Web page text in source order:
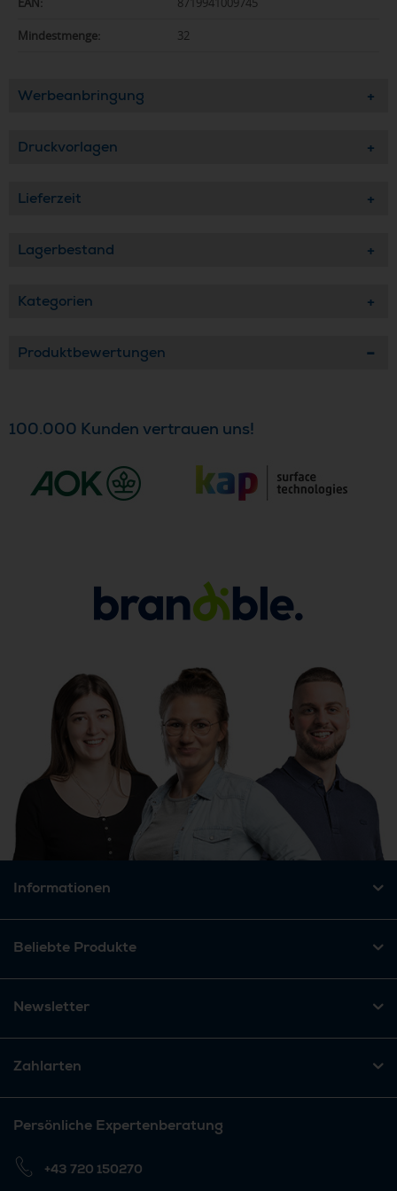
Mindestmenge: 32
Werbeanbringung
Druckvorlagen
Lieferzeit
Lagerbestand
Kategorien
Produktbewertungen
100.000 Kunden vertrauen uns!
Informationen
Beliebte Produkte
Newsletter
Zahlarten
Persönliche Expertenberatung
+43 720 150270